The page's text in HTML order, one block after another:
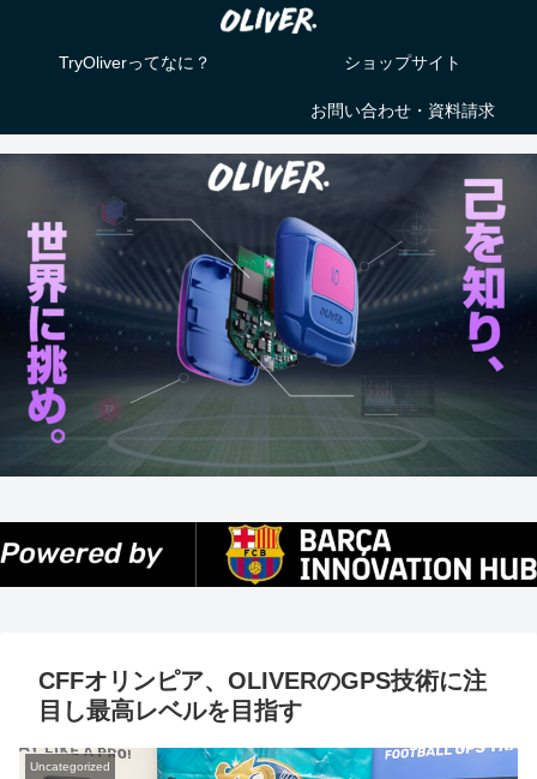
TryOliverってなに？ ショップサイト
お問い合わせ・資料請求
CFFオリンピア、OLIVERのGPS技術に注
目し最高レベルを目指す
Uncategorized